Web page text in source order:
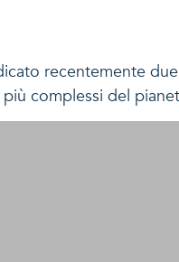
recentemente
complessi del